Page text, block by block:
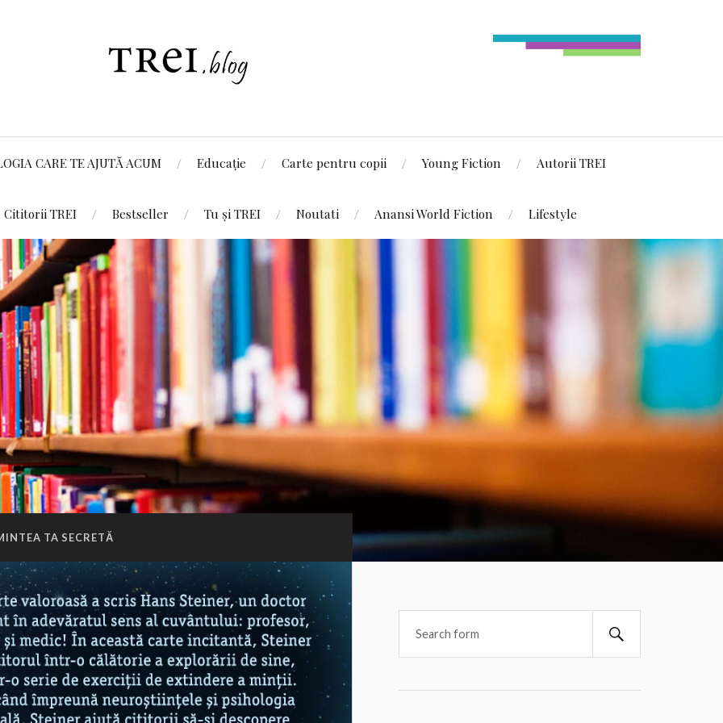
CARE TE AJUTĂ ACUM Educație Carte pentru copii Young Fiction Autorii TREI
Cititorii TREI Bestseller Tu și TREI Noutati Anansi World Fiction Lifestyle
TA SECRETĂ